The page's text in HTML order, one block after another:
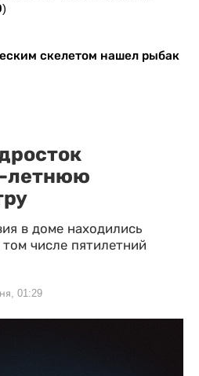
скелетом нашел рыбак
летнюю
в доме находились
числе пятилетний
01:29